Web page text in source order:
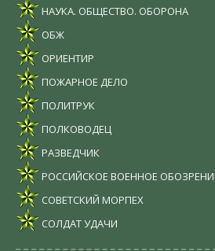
НАУКА. ОБЩЕСТВО. ОБОРОНА
ОБЖ
ОРИЕНТИР
ПОЖАРНОЕ ДЕЛО
ПОЛИТРУК
ПОЛКОВОДЕЦ
РАЗВЕДЧИК
РОССИЙСКОЕ ВОЕННОЕ
СОВЕТСКИЙ МОРПЕХ
СОЛДАТ УДАЧИ